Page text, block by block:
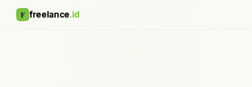
F freelance.id